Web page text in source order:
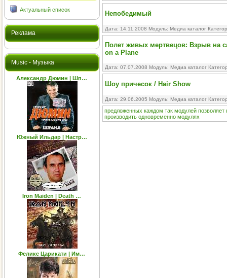
Актуальный список
Реклама
Music - Музыка
Александр Дюмин | Шп…
Южный Ильдар | Настр…
Iron Maiden | Death …
Феликс Царикати | Им…
Непобедимый
Дата: 14.11.2008 Модуль: Медиа каталог
Полет живых мертвецов: Взрыв на
on a Plane
Дата: 07.07.2008 Модуль: Медиа каталог
Шоу причесок / Hair Show
Дата: 29.06.2005 Модуль: Медиа каталог
предложенных каждом так модулей позволяет
производить одновременно модулях